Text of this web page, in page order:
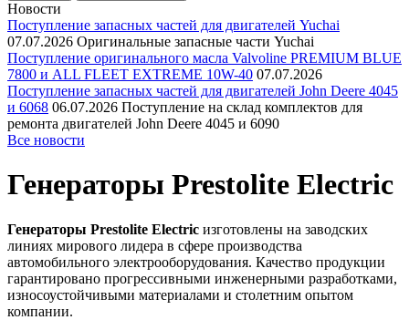
Новости
Поступление запасных частей для двигателей Yuchai
07.07.2026 Оригинальные запасные части Yuchai
Поступление оригинального масла Valvoline PREMIUM BLUE
7800 и ALL FLEET EXTREME 10W-40 07.07.2026
Поступление запасных частей для двигателей John Deere 4045
и 6068 06.07.2026 Поступление на склад комплектов для
ремонта двигателей John Deere 4045 и 6090
Все новости
Генераторы Prestolite Electric
Генераторы Prestolite Electric изготовлены на заводских
линиях мирового лидера в сфере производства
автомобильного электрооборудования. Качество продукции
гарантировано прогрессивными инженерными разработками,
износоустойчивыми материалами и столетним опытом
компании.